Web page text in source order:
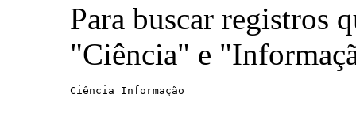
Para buscar registros
"Ciência" e
Ciência Informação